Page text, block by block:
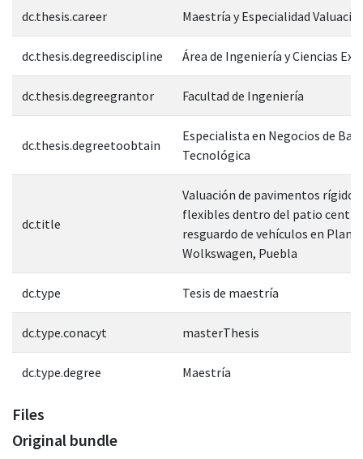
dc.thesis.career Maestría y Especialidad
dc.thesis.degreediscipline Área de Ingeniería y Ciencias
dc.thesis.degreegrantor Facultad de Ingeniería
dc.thesis.degreetoobtain
Especialista en Negocios de
Tecnológica
dc.title
Valuación de pavimentos rígidos
flexibles dentro del patio
resguardo de vehículos en
Wolkswagen, Puebla
dc.type Tesis de maestría
dc.type.conacyt masterThesis
dc.type.degree Maestría
Files
Original bundle